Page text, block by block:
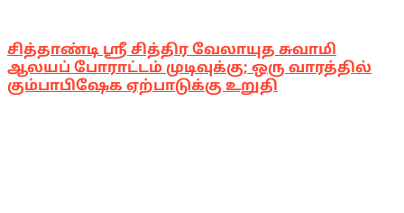
சித்தாண்டி ஸ்ரீ சித்திர வேலாயுத சுவாமி
ஆலயப் போராட்டம் முடிவுக்கு; ஒரு வாரத்தில்
கும்பாபிஷேக ஏற்பாடுக்கு உறுதி